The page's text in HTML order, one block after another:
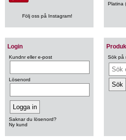
Platina
Login
Kundnr eller e-post
Lösenord
Saknar du lösenord?
Ny kund
Sök på
Följ oss på Instagram!